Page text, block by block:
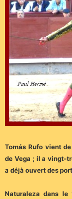
Tomás Rufo vient
de Vega ; il a vingt-
a déjà ouvert des
Naturaleza dans le